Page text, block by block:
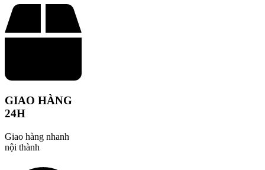
GIAO HÀNG
24H
Giao hàng nhanh
nội thành